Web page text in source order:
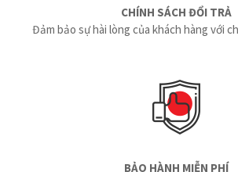
CHÍNH SÁCH ĐỔI TRẢ
Đảm bảo sự hài lòng của khách hàng với
BẢO HÀNH MIỄN PHÍ